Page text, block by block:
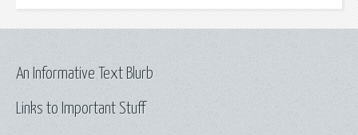
Links to Important Stuff
An Informative Text Blurb